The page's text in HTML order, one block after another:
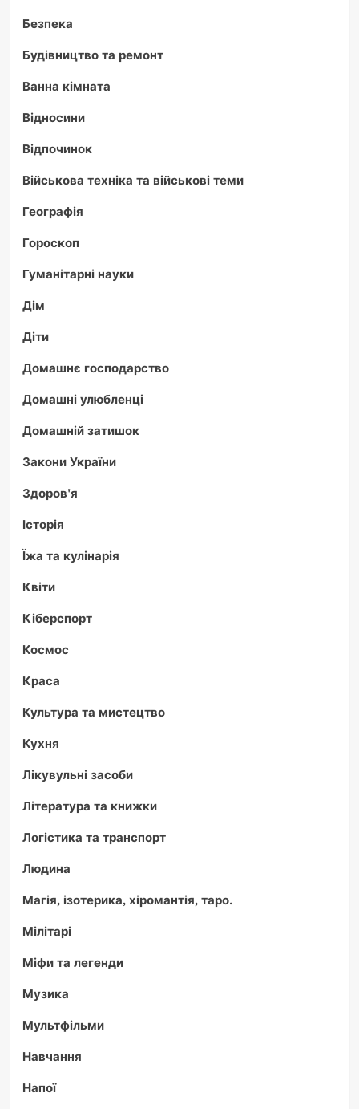
Безпека
Будівництво та ремонт
Ванна кімната
Відносини
Відпочинок
Військова техніка та військові теми
Географія
Гороскоп
Гуманітарні науки
Дім
Діти
Домашнє господарство
Домашні улюбленці
Домашній затишок
Закони України
Здоров'я
Історія
Їжа та кулінарія
Квіти
Кіберспорт
Космос
Краса
Культура та мистецтво
Кухня
Лікувульні засоби
Література та книжки
Логістика та транспорт
Людина
Магія, ізотерика, хіромантія, таро.
Мілітарі
Міфи та легенди
Музика
Мультфільми
Навчання
Напої